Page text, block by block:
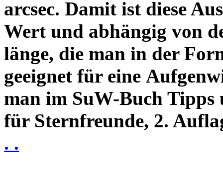
arcsec. Damit ist diese
Wert und abhängig von
länge, die man in der
geeignet für eine
man im SuW-Buch Tipps
für Sternfreunde, 2.
. .